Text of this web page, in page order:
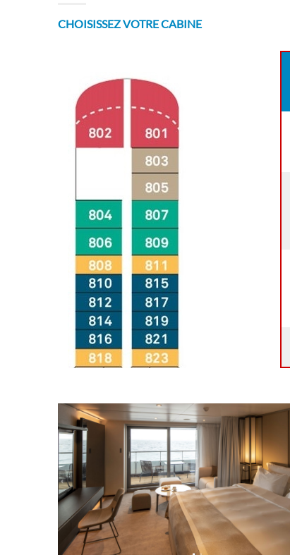
CHOISISSEZ VOTRE CABINE